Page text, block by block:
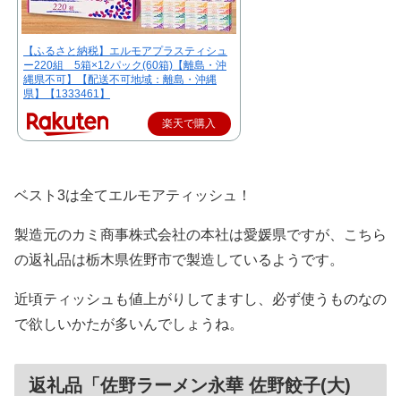
【ふるさと納税】エルモアプラスティシュ
ー220組 5箱×12パック(60箱)【離島・沖
縄県不可】【配送不可地域：離島・沖縄
県】【1333461】
楽天で購入
ベスト3は全てエルモアティッシュ！
製造元のカミ商事株式会社の本社は愛媛県ですが、こちら
の返礼品は栃木県佐野市で製造しているようです。
近頃ティッシュも値上がりしてますし、必ず使うものなの
で欲しいかたが多いんでしょうね。
返礼品「佐野ラーメン永華 佐野餃子(大)